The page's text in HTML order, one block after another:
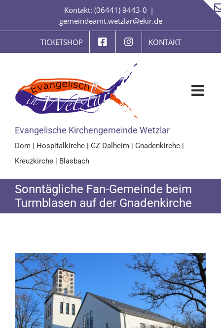
springen
Kontakt: (06441) 9443-0 |
gemeindeamt.wetzlar@ekir.de
TICKETSHOP KONTAKT
Evangelische Kirchengemeinde Wetzlar
Dom | Hospitalkirche | GZ Dalheim | Gnadenkirche |
Kreuzkirche | Blasbach
Sonntägliche Fan-Gemeinde beim
Turmblasen auf der Gnadenkirche
Zeige
grösseres
Bild